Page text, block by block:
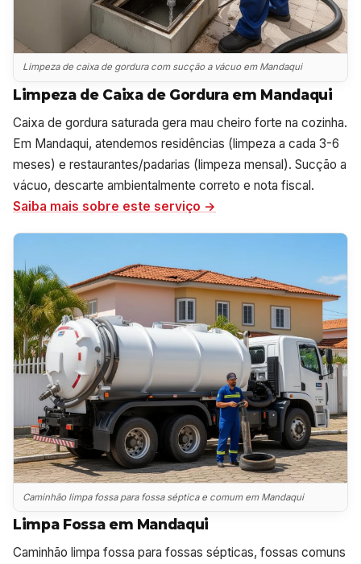
Limpeza de caixa de gordura com sucção a vácuo em Mandaqui
Limpeza de Caixa de Gordura em Mandaqui
Caixa de gordura saturada gera mau cheiro forte na cozinha.
Em Mandaqui, atendemos residências (limpeza a cada 3-6
meses) e restaurantes/padarias (limpeza mensal). Sucção a
vácuo, descarte ambientalmente correto e nota fiscal.
Saiba mais sobre este serviço →
Caminhão limpa fossa para fossa séptica e comum em Mandaqui
Limpa Fossa em Mandaqui
Caminhão limpa fossa para fossas sépticas, fossas comuns